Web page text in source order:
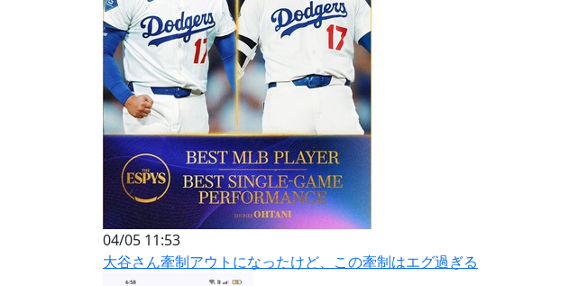
04/05 11:53
大谷さん牽制アウトになったけど、この牽制はエグ過ぎる